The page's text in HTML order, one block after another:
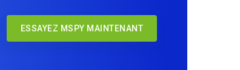
ESSAYEZ MSPY MAINTENANT